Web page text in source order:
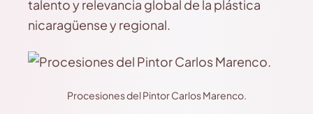
talento y relevancia global de la plástica
nicaragüense y regional.
Procesiones del Pintor Carlos Marenco.